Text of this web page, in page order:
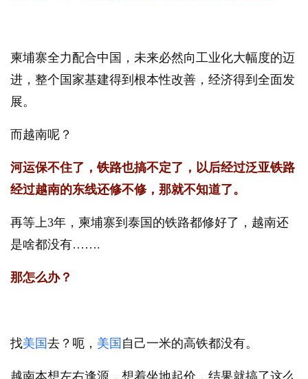
柬埔寨全力配合中国，未来必然向工业化大幅度的迈
进，整个国家基建得到根本性改善，经济得到全面发
展。
而越南呢？
河运保不住了，铁路也搞不定了，以后经过泛亚铁路
经过越南的东线还修不修，那就不知道了。
再等上3年，柬埔寨到泰国的铁路都修好了，越南还
是啥都没有…….
那怎么办？
找美国去？呃， 美国 自己一米的高铁都没有。